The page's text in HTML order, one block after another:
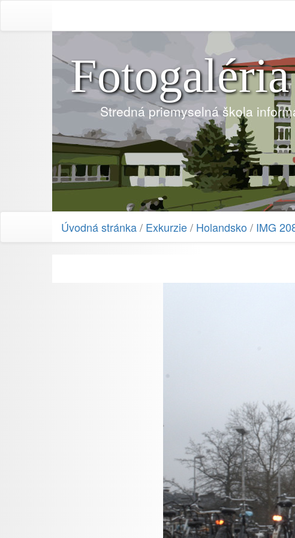
Fotogaléria
Stredná priemyselná škola
Úvodná stránka/ Exkurzie/ Holandsko / IMG